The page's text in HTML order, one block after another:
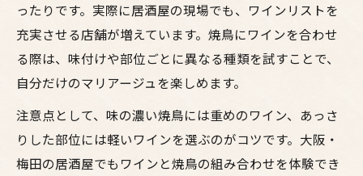
ったりです。実際に居酒屋の現場でも、ワインリストを
充実させる店舗が増えています。焼鳥にワインを合わせ
る際は、味付けや部位ごとに異なる種類を試すことで、
自分だけのマリアージュを楽しめます。
注意点として、味の濃い焼鳥には重めのワイン、あっさ
りした部位には軽いワインを選ぶのがコツです。大阪・
梅田の居酒屋でもワインと焼鳥の組み合わせを体験でき